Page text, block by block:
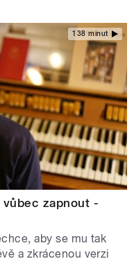
138 minut
vůbec zapnout -
aby se mu tak
a zkrácenou verzi